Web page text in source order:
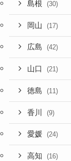
島根 (30)
岡山 (17)
広島 (42)
山口 (21)
徳島 (11)
香川 (9)
愛媛 (24)
高知 (16)